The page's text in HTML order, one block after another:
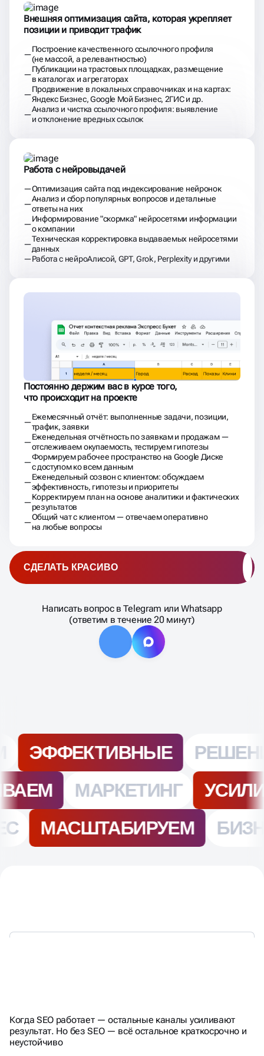
Внешняя оптимизация сайта, которая укрепляет
позиции и приводит трафик
Построение качественного ссылочного профиля
(не массой, а релевантностью)
Публикации на трастовых площадках, размещение
в каталогах и агрегаторах
Продвижение в локальных справочниках и на картах:
Яндекс Бизнес, Google Мой Бизнес, 2ГИС и др.
Анализ и чистка ссылочного профиля: выявление
и отклонение вредных ссылок
Работа с нейровыдачей
Оптимизация сайта под индексирование нейронок
Анализ и сбор популярных вопросов и детальные
ответы на них
Информирование "скормка" нейросетями информации
о компании
Техническая корректировка выдаваемых нейросетями
данных
Работа с нейроАлисой, GPT, Grok, Perplexity и другими
Постоянно держим вас в курсе того,
что происходит на проекте
Ежемесячный отчёт: выполненные задачи, позиции,
трафик, заявки
Еженедельная отчётность по заявкам и продажам —
отслеживаем окупаемость, тестируем гипотезы
Формируем рабочее пространство на Google Диске
с доступом ко всем данным
Еженедельный созвон с клиентом: обсуждаем
эффективность, гипотезы и приоритеты
Корректируем план на основе аналитики и фактических
результатов
Общий чат с клиентом — отвечаем оперативно
на любые вопросы
Написать вопрос в Telegram или Whatsapp
(ответим в течение 20 минут)
СДЕЛАТЬ КРАСИВО
КАК РАЗНЫЕ СЕРВИСЫ
ЯНДЕКСА
ВЛИЯЮТ НА SEO И ТРАФИК
Когда SEO работает — остальные каналы усиливают
результат. Но без SEO — всё остальное краткосрочно и
неустойчиво